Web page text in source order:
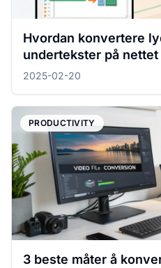
Hvordan konvertere
undertekster på nettet
2025-02-20
PRODUCTIVITY
3 beste måter å